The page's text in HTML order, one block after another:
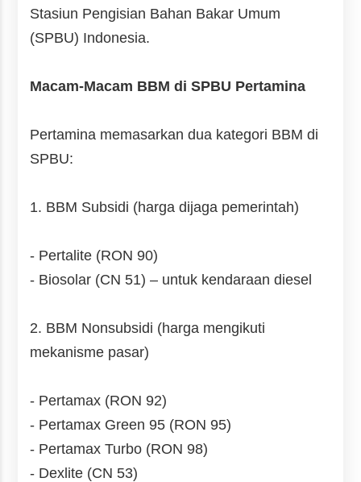
Stasiun Pengisian Bahan Bakar Umum
(SPBU) Indonesia.
Macam-Macam BBM di SPBU Pertamina
Pertamina memasarkan dua kategori BBM di
SPBU:
1. BBM Subsidi (harga dijaga pemerintah)
- Pertalite (RON 90)
- Biosolar (CN 51) – untuk kendaraan diesel
2. BBM Nonsubsidi (harga mengikuti
mekanisme pasar)
- Pertamax (RON 92)
- Pertamax Green 95 (RON 95)
- Pertamax Turbo (RON 98)
- Dexlite (CN 53)